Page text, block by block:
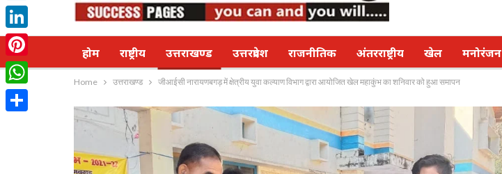
होम राष्ट्रीय उत्तराखण्ड उत्तरप्रदेश राजनीतिक अंतरराष्ट्रीय खेल मनोरंजन
Home उत्तराखण्ड जीआईसी नारायणबगड़ में क्षेत्रीय युवा कल्याण विभाग द्वारा आयोजित खेल महाकुंभ का शनिवार को हुआ समापन
Twitter
LinkedIn
Pinterest
WhatsApp